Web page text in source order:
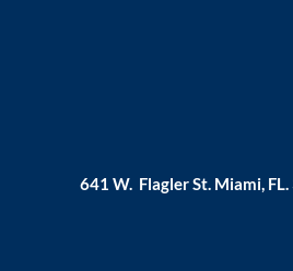
641 W. Flagler St. Miami,